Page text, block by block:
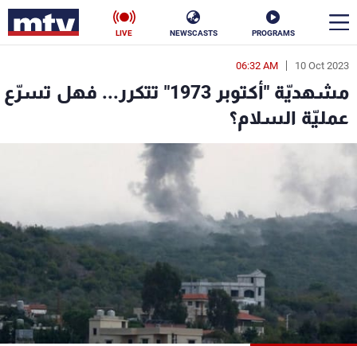
PROGRAMS
NEWSCASTS
LIVE
10 Oct 2023
06:32 AM
مشهديّة "أكتوبر 1973" تتكرر... فهل تسرّع
عمليّة السلام؟
en
الأخبار
سياسة ناس
إقتصاد فن
منوعات رياضة
البرامج